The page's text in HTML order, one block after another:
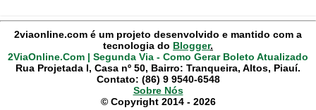
2viaonline.com é um projeto desenvolvido e mantido com a
tecnologia do Blogger.
2ViaOnline.Com | Segunda Via - Como Gerar Boleto Atualizado
Rua Projetada I, Casa nº 50, Bairro: Tranqueira, Altos, Piauí.
Contato: (86) 9 9540-6548
Sobre Nós
© Copyright 2014 - 2026